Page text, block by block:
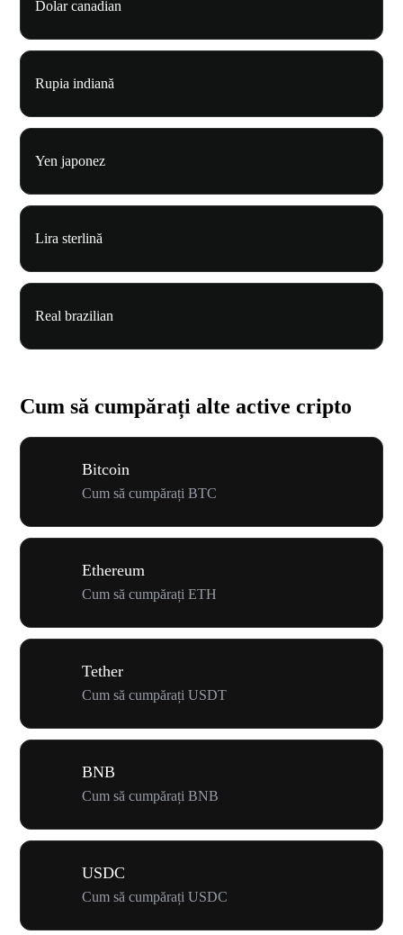
Dolar canadian
Rupia indiană
Yen japonez
Lira sterlină
Real brazilian
Cum să cumpărați alte active cripto
Bitcoin
Cum să cumpărați BTC
Ethereum
Cum să cumpărați ETH
Tether
Cum să cumpărați USDT
BNB
Cum să cumpărați BNB
USDC
Cum să cumpărați USDC